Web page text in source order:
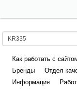
Как работать с
Бренды
Отдел
Информация